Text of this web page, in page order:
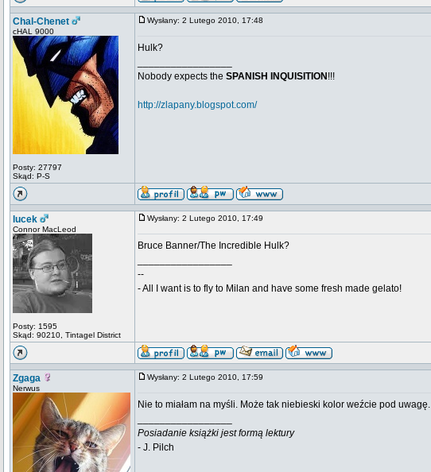
Chal-Chenet
cHAL 9000
Posty: 27797
Skąd: P-S
Wysłany: 2 Lutego 2010, 17:48
Hulk?
Nobody expects the SPANISH INQUISITION !!!
http://zlapany.blogspot.com/
lucek
Connor MacLeod
Posty: 1595
Skąd: 90210, Tintagel District
Wysłany: 2 Lutego 2010, 17:49
Bruce Banner/The Incredible Hulk?
--
- All I want is to fly to Milan and have some fresh made gelato!
Zgaga
Nerwus
Wysłany: 2 Lutego 2010, 17:59
Nie to miałam na myśli. Może tak niebieski kolor weźcie pod uwagę.
Posiadanie książki jest formą lektury
- J. Pilch